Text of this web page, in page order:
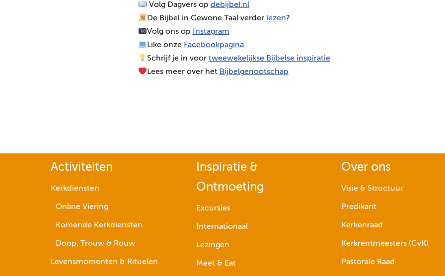
Volg Dagvers op debijbel.nl
De Bijbel in Gewone Taal verder lezen?
Volg ons op
Instagram
Like onzeFacebookpagina
Schrijf je in voor tweewekelijkse Bijbelse inspiratie
Lees meer over het Bijbelgenootschap
Activiteiten
Kerkdiensten
Online Viering
Komende Kerkdiensten
Doop, Trouw & Rouw
Levensmomenten & Rituelen
Inspiratie &
Ontmoeting
Excursies
Internationaal
Lezingen
Meet & Eat
Over ons
Visie & Structuur
Predikant
Kerkenraad
Kerkrentmeesters (CvK)
Pastorale Raad